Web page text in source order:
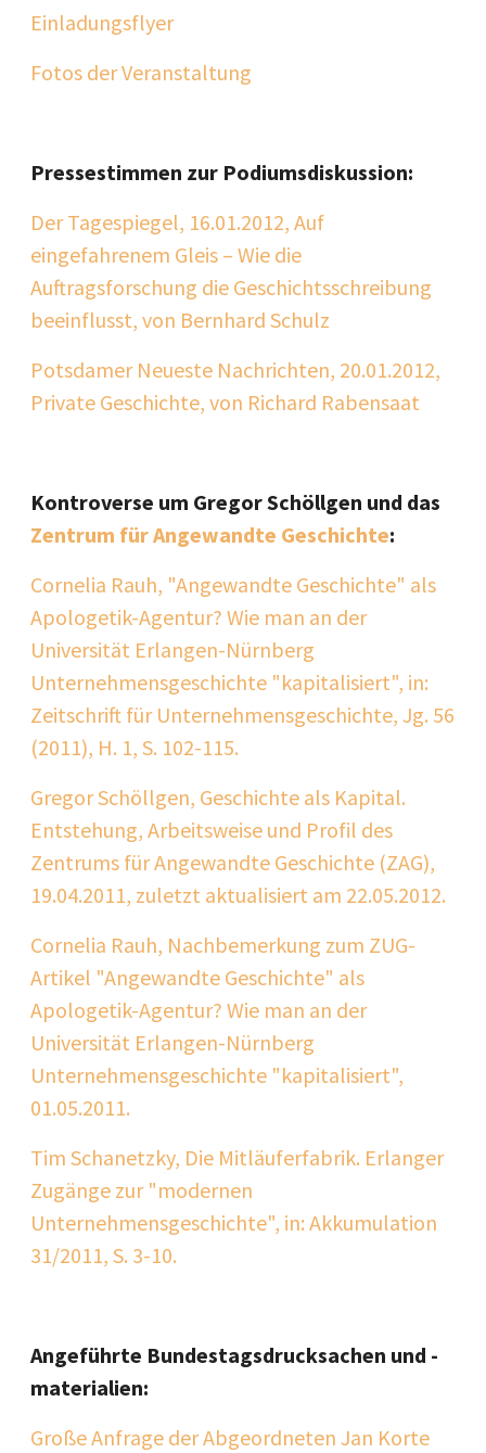
Einladungsflyer
Fotos der Veranstaltung
Pressestimmen zur Podiumsdiskussion:
Der Tagespiegel, 16.01.2012, Auf
eingefahrenem Gleis – Wie die
Auftragsforschung die Geschichtsschreibung
beeinflusst, von Bernhard Schulz
Potsdamer Neueste Nachrichten, 20.01.2012,
Private Geschichte, von Richard Rabensaat
Kontroverse um Gregor Schöllgen und das
Zentrum für Angewandte Geschichte:
Cornelia Rauh, "Angewandte Geschichte" als
Apologetik-Agentur? Wie man an der
Universität Erlangen-Nürnberg
Unternehmensgeschichte "kapitalisiert", in:
Zeitschrift für Unternehmensgeschichte, Jg. 56
(2011), H. 1, S. 102-115.
Gregor Schöllgen, Geschichte als Kapital.
Entstehung, Arbeitsweise und Profil des
Zentrums für Angewandte Geschichte (ZAG),
19.04.2011, zuletzt aktualisiert am 22.05.2012.
Cornelia Rauh, Nachbemerkung zum ZUG-
Artikel "Angewandte Geschichte" als
Apologetik-Agentur? Wie man an der
Universität Erlangen-Nürnberg
Unternehmensgeschichte "kapitalisiert",
01.05.2011.
Tim Schanetzky, Die Mitläuferfabrik. Erlanger
Zugänge zur "modernen
Unternehmensgeschichte", in: Akkumulation
31/2011, S. 3-10.
Angeführte Bundestagsdrucksachen und -
materialien:
Große Anfrage der Abgeordneten Jan Korte